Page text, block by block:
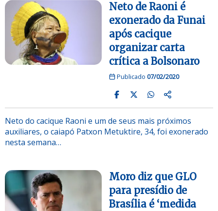
Neto de Raoni é
exonerado da Funai
após cacique
organizar carta
crítica a Bolsonaro
Publicado 07/02/2020
Neto do cacique Raoni e um de seus mais próximos
auxiliares, o caiapó Patxon Metuktire, 34, foi exonerado
nesta semana…
Moro diz que GLO
para presídio de
Brasília é ‘medida